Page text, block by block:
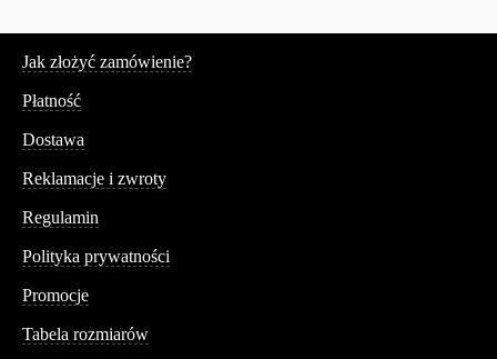
Jak złożyć zamówienie?
Płatność
Dostawa
Reklamacje i zwroty
Regulamin
Polityka prywatności
Promocje
Tabela rozmiarów